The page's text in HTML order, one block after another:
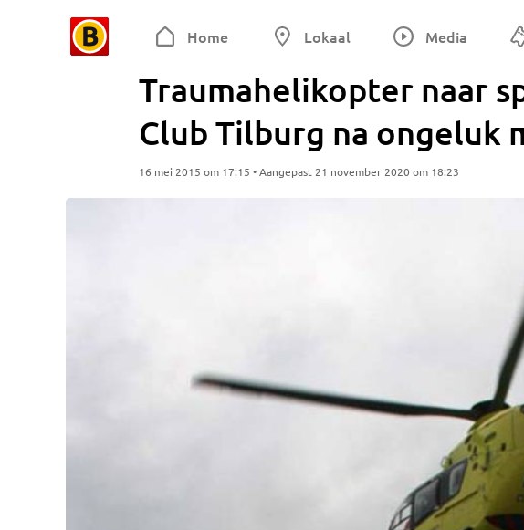
Home Lokaal Media
Traumahelikopter naar
Club Tilburg na ongeluk
16 mei 2015 om 17:15 • Aangepast 21 november 2020 om 18:23